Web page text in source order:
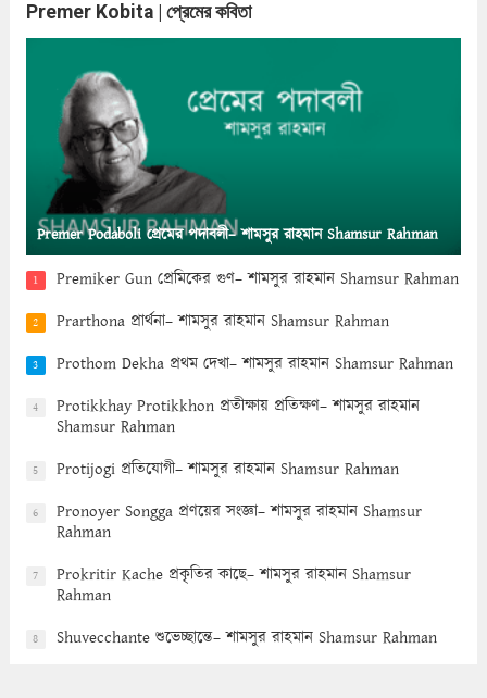
Premer Kobita | প্রেমের কবিতা
Premer Podaboli প্রেমের পদাবলী– শামসুর রাহমান Shamsur Rahman
1 Premiker Gun প্রেমিকের গুণ– শামসুর রাহমান Shamsur Rahman
2 Prarthona প্রার্থনা– শামসুর রাহমান Shamsur Rahman
3 Prothom Dekha প্রথম দেখা– শামসুর রাহমান Shamsur Rahman
4
Protikkhay Protikkhon প্রতীক্ষায় প্রতিক্ষণ– শামসুর রাহমান
Shamsur Rahman
5 Protijogi প্রতিযোগী– শামসুর রাহমান Shamsur Rahman
6
Pronoyer Songga প্রণয়ের সংজ্ঞা– শামসুর রাহমান Shamsur
Rahman
7
Prokritir Kache প্রকৃতির কাছে– শামসুর রাহমান Shamsur
Rahman
8 Shuvecchante শুভেচ্ছান্তে– শামসুর রাহমান Shamsur Rahman